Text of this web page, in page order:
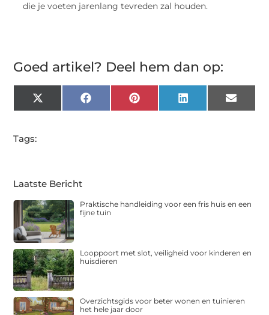
die je voeten jarenlang tevreden zal houden.
Goed artikel? Deel hem dan op:
X
(Twitter)
FacebookPinterest LinkedIn Email
Tags:
Laatste Bericht
Praktische handleiding voor een fris huis en een
fijne tuin
Looppoort met slot, veiligheid voor kinderen en
huisdieren
Overzichtsgids voor beter wonen en tuinieren
het hele jaar door